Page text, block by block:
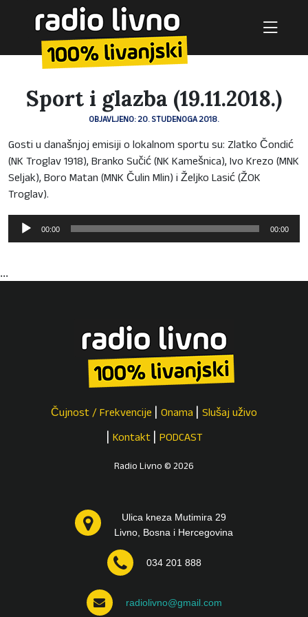
Sport i glazba (19.11.2018.)
OBJAVLJENO: 20. STUDENOGA 2018.
Gosti u današnjoj emisiji o lokalnom sportu su: Zlatko Čondić
(NK Troglav 1918), Branko Sučić (NK Kamešnica), Ivo Krezo (MNK
Seljak), Boro Matan (MNK Čulin Mlin) i Željko Lasić (ŽOK
Troglav).
Reproduktor
audiozapisa
00:00 00:00
...
Čujnost / Frekvencije Onama Slušaj uživo
Kontakt PODCAST
Radio Livno © 2026
Ulica kneza Mutimira 29
Livno, Bosna i Hercegovina
034 201 888
radiolivno@gmail.com